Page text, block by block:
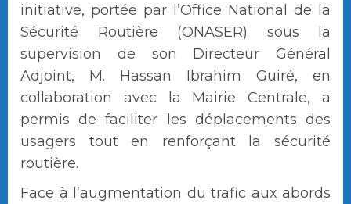
initiative, portée par l’Office National de la
Sécurité Routière (ONASER) sous la
supervision de son Directeur Général
Adjoint, M. Hassan Ibrahim Guiré, en
collaboration avec la Mairie Centrale, a
permis de faciliter les déplacements des
usagers tout en renforçant la sécurité
routière.
Face à l’augmentation du trafic aux abords